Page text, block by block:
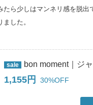
たら少しはマンネリ感を脱
した。
sale bon moment｜ジ
1,155円 30%OFF